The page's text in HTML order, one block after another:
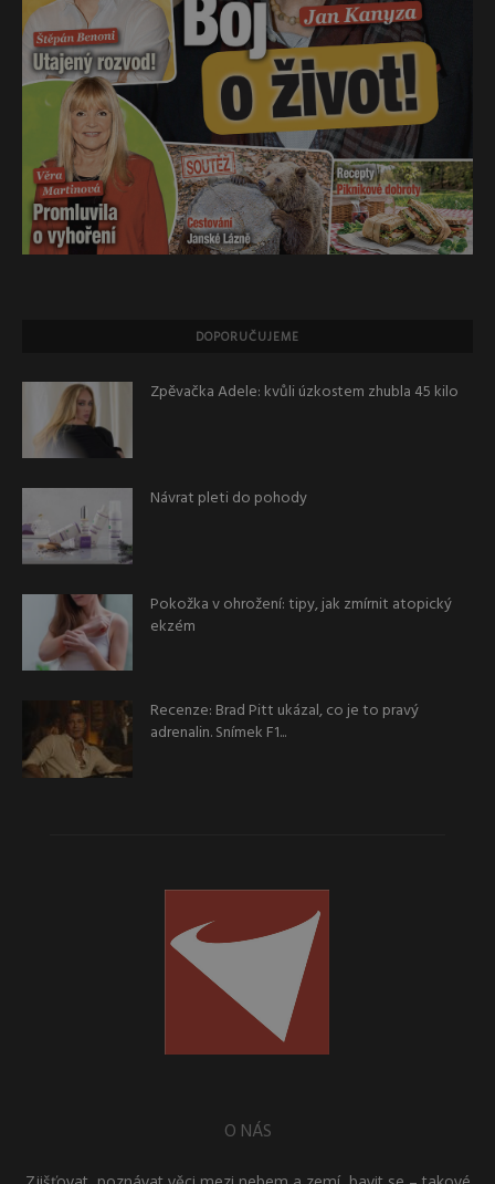
DOPORUČUJEME
Zpěvačka Adele: kvůli úzkostem zhubla 45 kilo
Návrat pleti do pohody
Pokožka v ohrožení: tipy, jak zmírnit atopický
ekzém
Recenze: Brad Pitt ukázal, co je to pravý
adrenalin. Snímek F1...
O NÁS